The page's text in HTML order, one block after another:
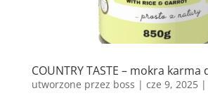
COUNTRY TASTE – mokra karma
utworzone przez boss | cze 9, 2025|